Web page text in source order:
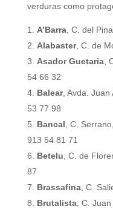
verduras como
A’Barra, C. del
Alabaster, C. de
Asador Guetaria,
54 66 32
Balear, Avda. Juan
53 77 98
Bancal , C.
913 54 81 71
Betelu , C. de
87
Brassafina, C.
Brutalista, C. Juan